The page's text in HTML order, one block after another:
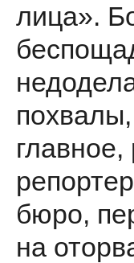
лица».
бюро,
на